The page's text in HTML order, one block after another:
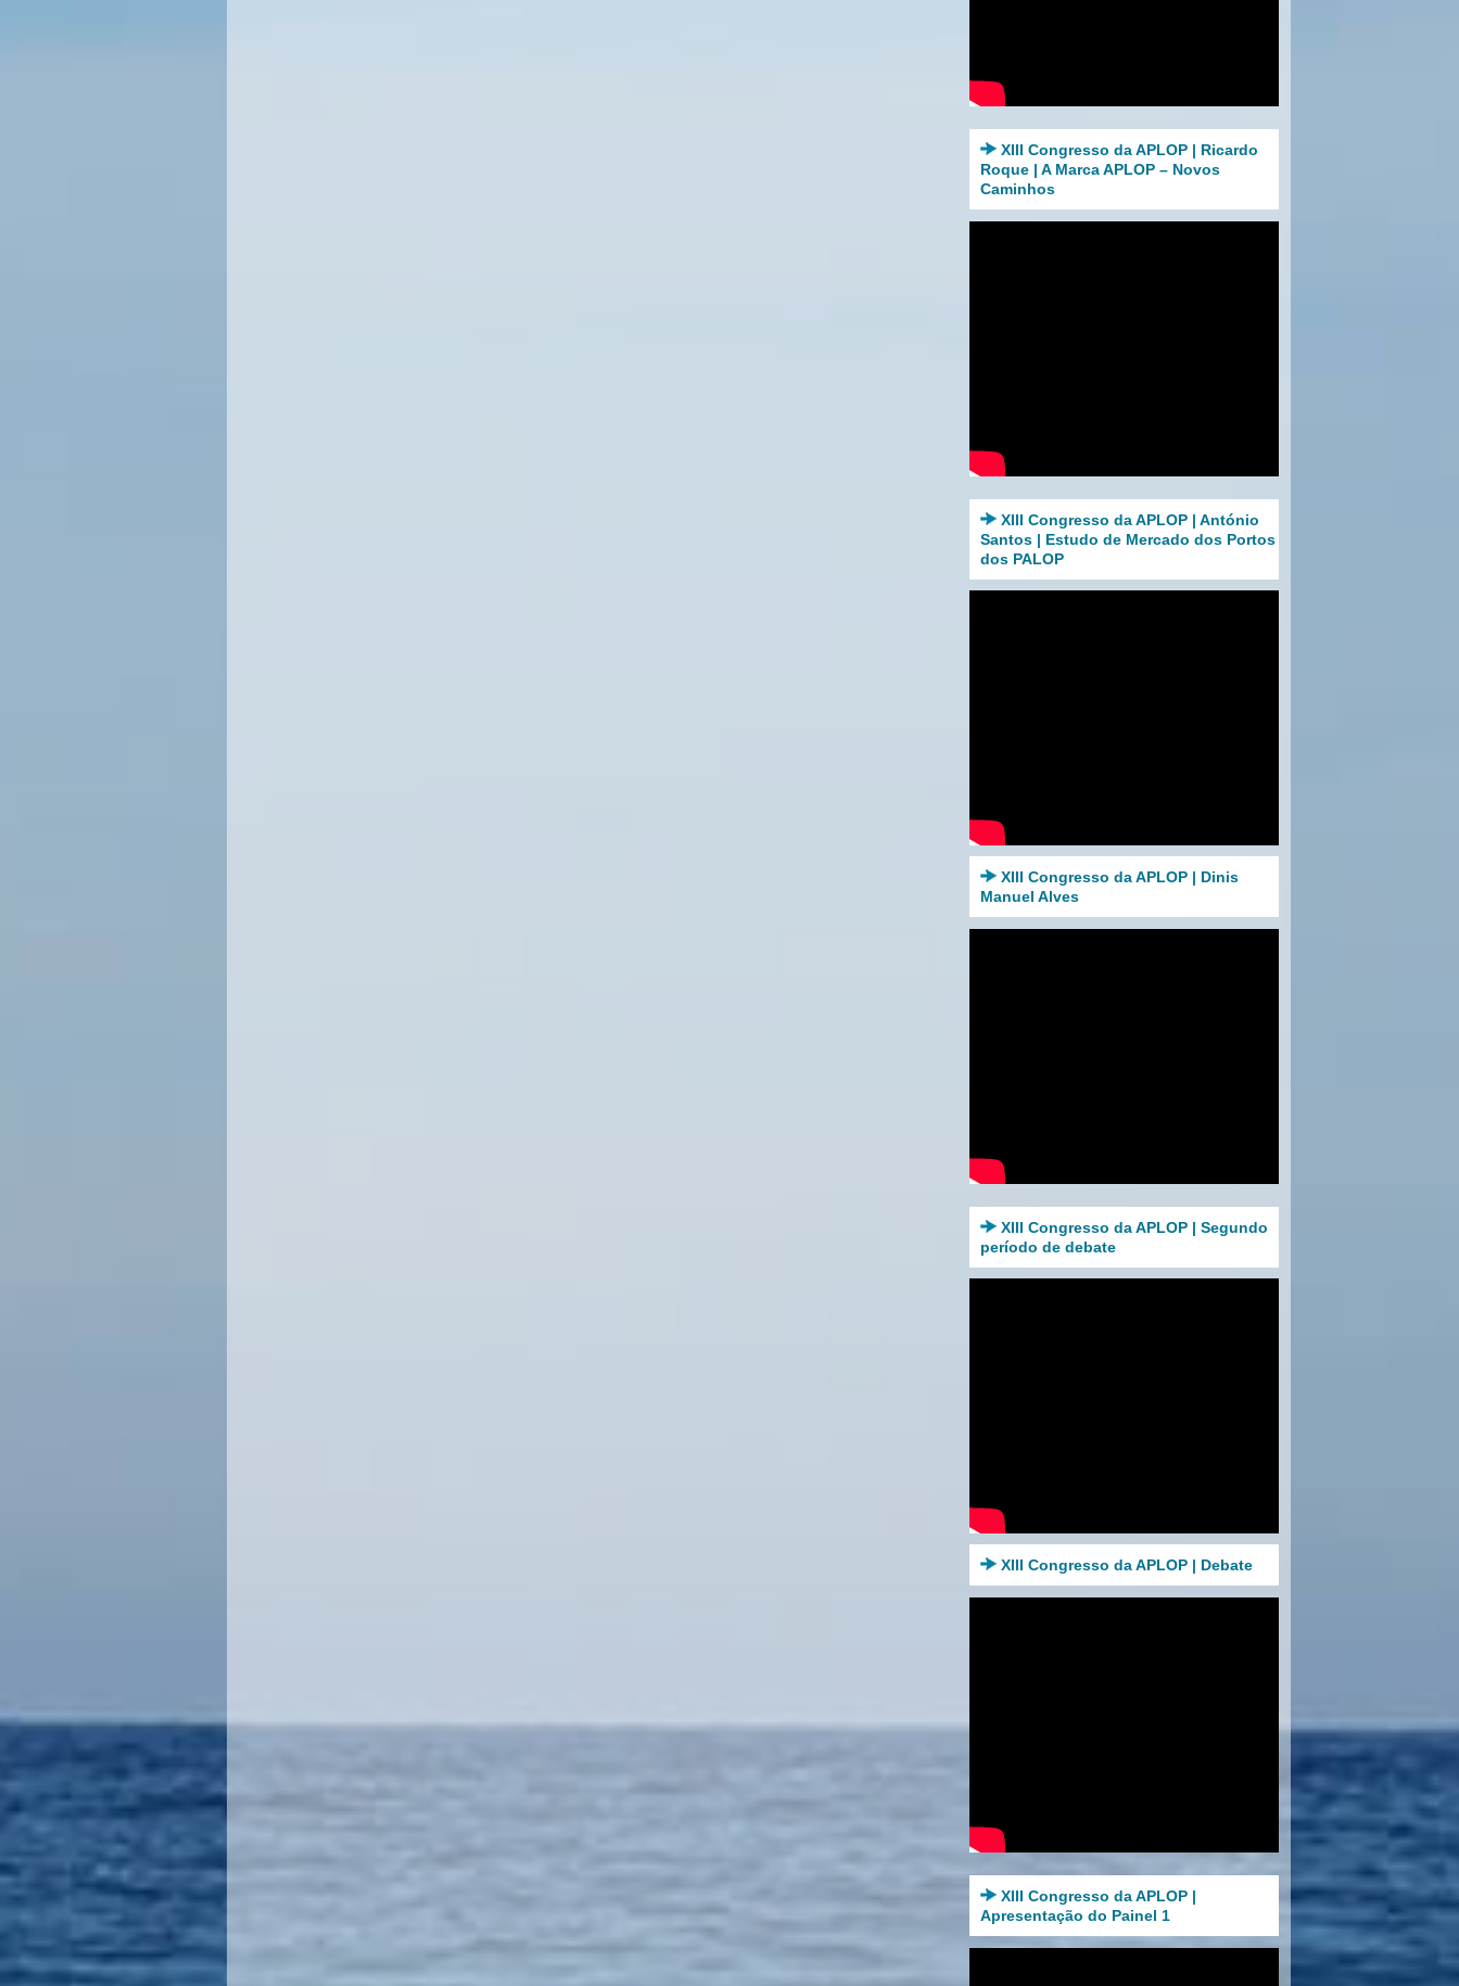
XIII Congresso da APLOP | Ricardo
Roque | A Marca APLOP – Novos
Caminhos
XIII Congresso da APLOP | António
Santos | Estudo de Mercado dos Portos
dos PALOP
XIII Congresso da APLOP | Dinis
Manuel Alves
XIII Congresso da APLOP | Segundo
período de debate
XIII Congresso da APLOP | Debate
XIII Congresso da APLOP |
Apresentação do Painel 1